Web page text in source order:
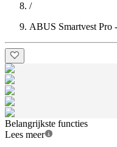
/
ABUS Smartvest Pro
Belangrijkste functies
Lees meer